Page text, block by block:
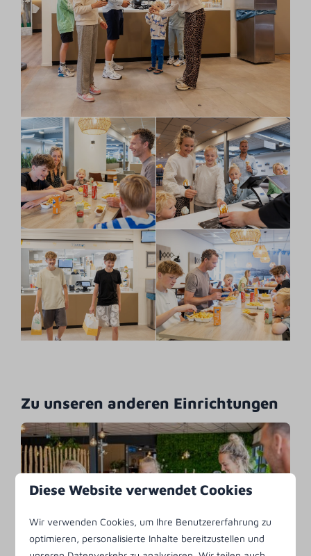
Zu unseren anderen Einrichtungen
Restaurant De
Huyskamer
Mehr
Diese Website verwendet Cookies
Wir verwenden Cookies, um Ihre Benutzererfahrung zu
optimieren, personalisierte Inhalte bereitzustellen und